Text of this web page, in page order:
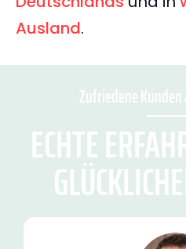
Ausland.
Zufriedene
ECHTE